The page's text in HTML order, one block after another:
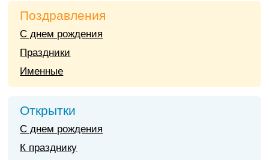
Поздравления
С днем рождения
Праздники
Именные
Открытки
С днем рождения
К празднику